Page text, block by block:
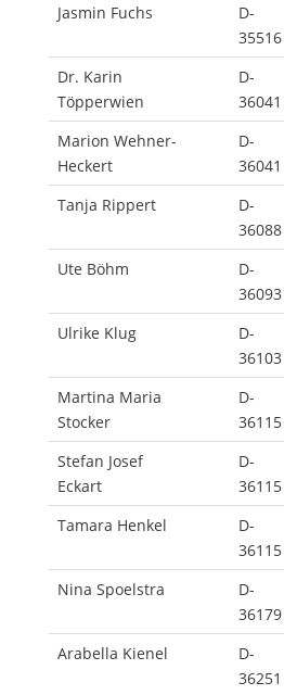
Jasmin Fuchs
D-
35516
Dr. Karin
Töpperwien
D-
36041
Marion Wehner-
Heckert
D-
36041
Tanja Rippert
D-
36088
Ute Böhm
D-
36093
Ulrike Klug
D-
36103
Martina Maria
Stocker
D-
36115
Stefan Josef
Eckart
D-
36115
Tamara Henkel
D-
36115
Nina Spoelstra
D-
36179
Arabella Kienel
D-
36251